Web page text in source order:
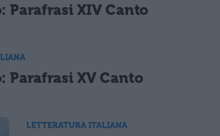
Parafrasi XIV Canto
Parafrasi XV Canto
LETTERATURA ITALIANA